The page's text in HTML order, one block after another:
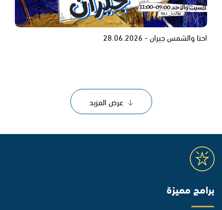
احنا والشمس جيران - 28.06.2026
عرض المزيد
برامج مميزة